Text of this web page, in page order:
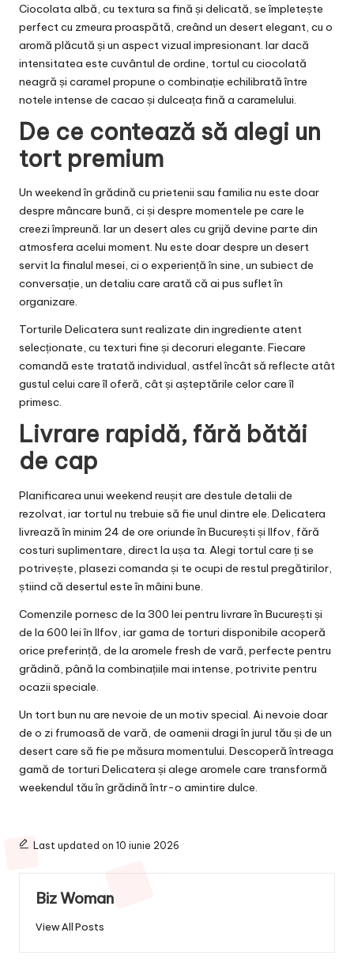
Ciocolata albă, cu textura sa fină și delicată, se împletește
perfect cu zmeura proaspătă, creând un desert elegant, cu o
aromă plăcută și un aspect vizual impresionant. Iar dacă
intensitatea este cuvântul de ordine, tortul cu ciocolată
neagră și caramel propune o combinație echilibrată între
notele intense de cacao și dulceața fină a caramelului.
De ce contează să alegi un
tort premium
Un weekend în grădină cu prietenii sau familia nu este doar
despre mâncare bună, ci și despre momentele pe care le
creezi împreună. Iar un desert ales cu grijă devine parte din
atmosfera acelui moment. Nu este doar despre un desert
servit la finalul mesei, ci o experiență în sine, un subiect de
conversație, un detaliu care arată că ai pus suflet în
organizare.
Torturile Delicatera sunt realizate din ingrediente atent
selecționate, cu texturi fine și decoruri elegante. Fiecare
comandă este tratată individual, astfel încât să reflecte atât
gustul celui care îl oferă, cât și așteptările celor care îl
primesc.
Livrare rapidă, fără bătăi
de cap
Planificarea unui weekend reușit are destule detalii de
rezolvat, iar tortul nu trebuie să fie unul dintre ele. Delicatera
livrează în minim 24 de ore oriunde în București și Ilfov, fără
costuri suplimentare, direct la ușa ta. Alegi tortul care ți se
potrivește, plasezi comanda și te ocupi de restul pregătirilor,
știind că desertul este în mâini bune.
Comenzile pornesc de la 300 lei pentru livrare în București și
de la 600 lei în Ilfov, iar gama de torturi disponibile acoperă
orice preferință, de la aromele fresh de vară, perfecte pentru
grădină, până la combinațiile mai intense, potrivite pentru
ocazii speciale.
Un tort bun nu are nevoie de un motiv special. Ai nevoie doar
de o zi frumoasă de vară, de oamenii dragi în jurul tău și de un
desert care să fie pe măsura momentului. Descoperă întreaga
gamă de torturi Delicatera și alege aromele care transformă
weekendul tău în grădină într-o amintire dulce.
Last updated on 10 iunie 2026
Biz Woman
View All Posts